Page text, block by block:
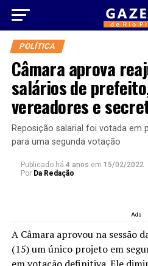
POLÍTICA
Câmara aprova
salários de
vereadores e
Reposição salarial foi votada em
para uma segunda votação
Publicado há 4 anos em 15/02/2022
Por Da Redação
Ads
A Câmara aprovou na sessão
(15) um único projeto em